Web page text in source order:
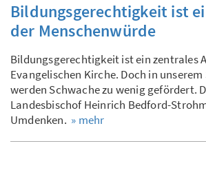
Bildungsgerechtigkeit ist
der Menschenwürde
Bildungsgerechtigkeit ist ein zentrales
Evangelischen Kirche. Doch in
werden Schwache zu wenig gefördert.
Landesbischof Heinrich Bedford-
Umdenken. » mehr